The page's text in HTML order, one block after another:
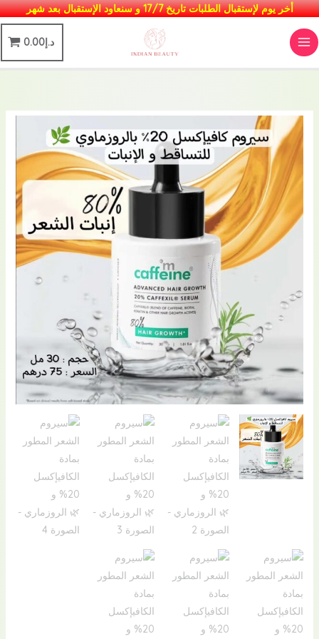
أخر يوم لإستقبال الطلبات تاريخ 17/7 و سنعاود الإستقبال بعد شهرتخطي
إلى
المحتوى
MAIN
MENU
د.إ0.00
كمية
سيروم
الشعر
المطور
بمادة
الكافيإكسل
20%